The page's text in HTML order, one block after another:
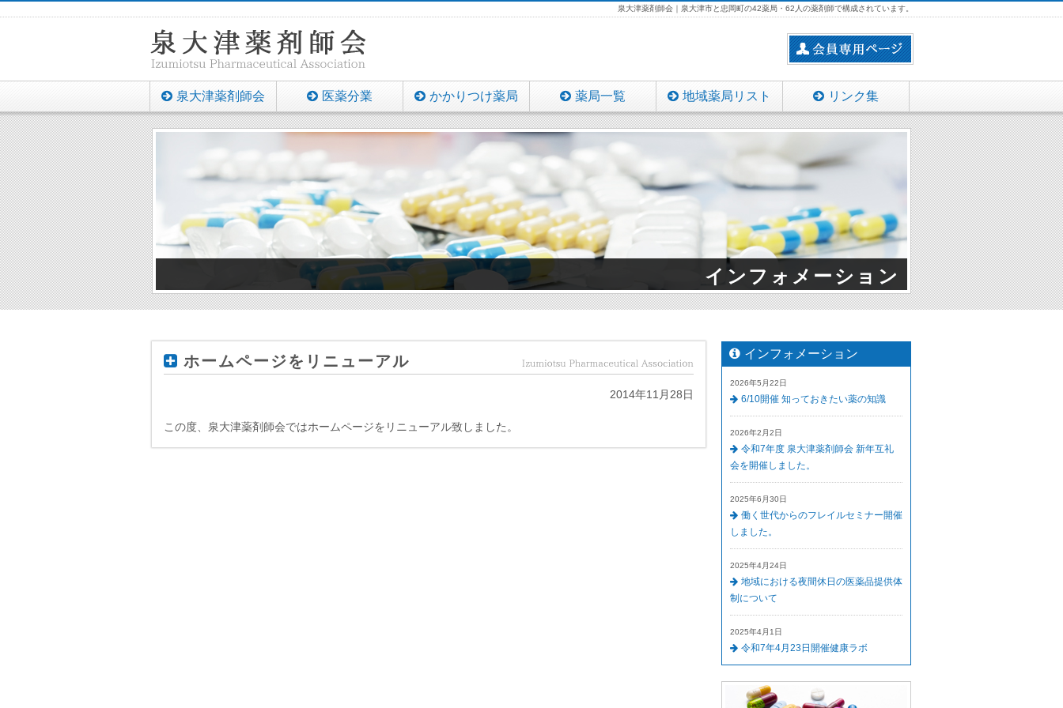
泉大津薬剤師会｜泉大津市と忠岡町の42薬局・62人の薬剤師で構成されています。
泉大津薬剤師会 医薬分業 かかりつけ薬局 薬局一覧 地域薬局リスト リンク集
インフォメーション
ホームページをリニューアル
2014年11月28日
この度、泉大津薬剤師会ではホームページをリニューアル致しました。
インフォメーション
2026年5月22日
6/10開催 知っておきたい薬の知識
2026年2月2日
令和7年度 泉大津薬剤師会 新年互礼
会を開催しました。
2025年6月30日
働く世代からのフレイルセミナー開催
しました。
2025年4月24日
地域における夜間休日の医薬品提供体
制について
2025年4月1日
令和7年4月23日開催健康ラボ